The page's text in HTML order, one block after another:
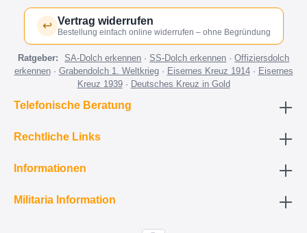
↩ Vertrag widerrufen
Bestellung einfach online widerrufen – ohne Begründung
Ratgeber: SA-Dolch erkennen ·SS-Dolch erkennen ·Offiziersdolch
erkennen· Grabendolch 1. Weltkrieg· Eisernes Kreuz 1914· Eisernes
Kreuz 1939· Deutsches Kreuz in Gold
Telefonische Beratung
Rechtliche Links
Informationen
Militaria Information